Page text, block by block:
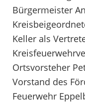
Bürgermeister
Keller als
Ortsvorsteher
Vorstand des
Feuerwehr